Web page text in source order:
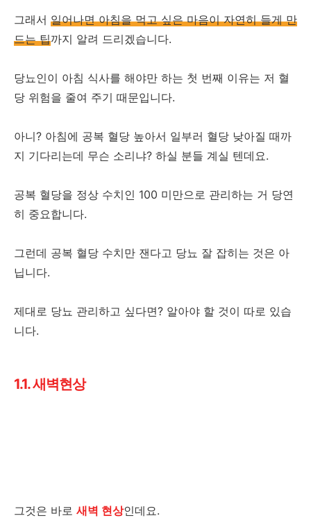
그래서 일어나면 아침을 먹고 싶은 마음이 자연히 들게 만
드는 팁까지 알려 드리겠습니다.
당뇨인이 아침 식사를 해야만 하는 첫 번째 이유는 저 혈
당 위험을 줄여 주기 때문입니다.
아니? 아침에 공복 혈당 높아서 일부러 혈당 낮아질 때까
지 기다리는데 무슨 소리냐? 하실 분들 계실 텐데요.
공복 혈당을 정상 수치인 100 미만으로 관리하는 거 당연
히 중요합니다.
그런데 공복 혈당 수치만 잰다고 당뇨 잘 잡히는 것은 아
닙니다.
제대로 당뇨 관리하고 싶다면? 알아야 할 것이 따로 있습
니다.
1.1. 새벽현상
그것은 바로 새벽 현상인데요.